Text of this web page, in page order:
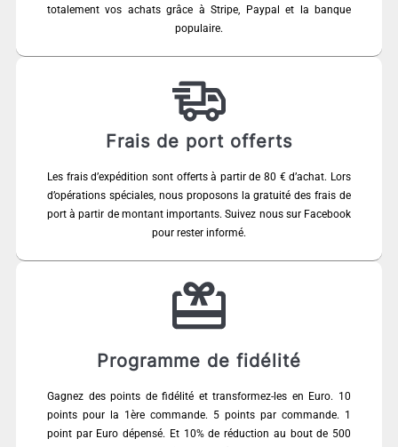
totalement vos achats grâce à Stripe, Paypal et la banque
populaire.
Frais de port offerts
Les frais d’expédition sont offerts à partir de 80 € d’achat. Lors
d’opérations spéciales, nous proposons la gratuité des frais de
port à partir de montant importants. Suivez nous sur Facebook
pour rester informé.
Programme de fidélité
Gagnez des points de fidélité et transformez-les en Euro. 10
points pour la 1ère commande. 5 points par commande. 1
point par Euro dépensé. Et 10% de réduction au bout de 500